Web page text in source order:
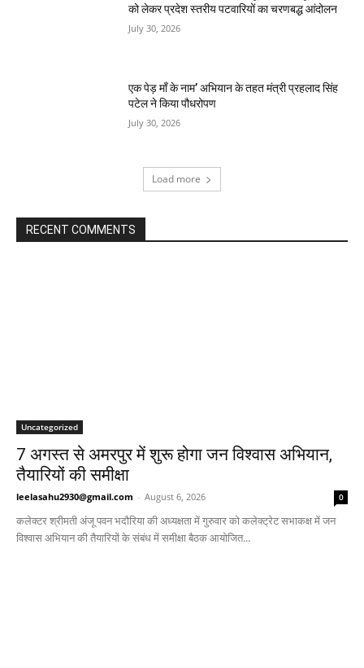
को लेकर प्रदेश स्तरीय पटवारियों का चरणबद्ध आंदोलन
July 30, 2026
एक पेड़ माँ के नाम’ अभियान के तहत मंत्री प्रहलाद सिंह
पटेल ने किया पौधरोपण
July 30, 2026
Load more
RECENT COMMENTS
Uncategorized
7 अगस्त से अमरपुर में शुरू होगा जन विश्वास अभियान,
तैयारियों की समीक्षा
leelasahu2930@gmail.com - August 6, 2026 0
कलेक्टर श्रीमती अंजू पवन भदौरिया की अध्यक्षता में गुरुवार को कलेक्ट्रेट सभाकक्ष में जन
विश्वास अभियान की तैयारियों के संबंध में समीक्षा बैठक आयोजित...